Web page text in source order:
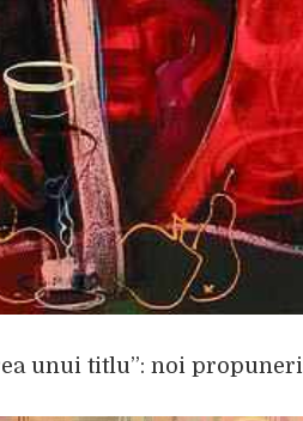
unui titlu”: noi propuneri